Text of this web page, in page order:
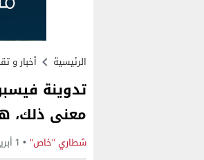
الرئيسية أخبار و
تدوينة
معنى ذلك،
شطاري "خاص" 1 أبريل 2018